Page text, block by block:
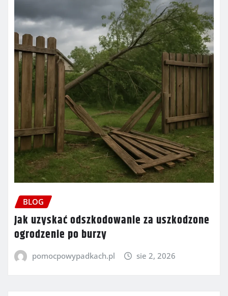
BLOG
Jak uzyskać odszkodowanie za uszkodzone
ogrodzenie po burzy
pomocpowypadkach.pl sie 2, 2026